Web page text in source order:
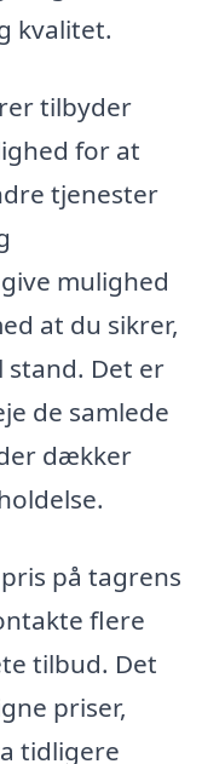
kvalitet.
tilbyder
for at
tjenester
mulighed
at du sikrer,
Det er
de samlede
dækker
på tagrens
flere
tilbud. Det
priser,
tidligere